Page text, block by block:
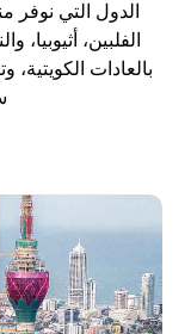
الدول التي نوفر
الفلبين، أثيوبيا،
بالعادات